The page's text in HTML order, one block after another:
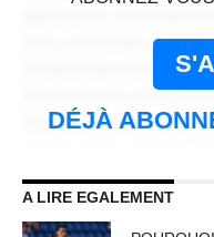
SOLLICITUDIN
DIGNISSIM NUNC
ELEMENTUM FELIS,
CONGUE. CRAS NON
SCELERISQUE
FERMENTUM ODIO,
DÉJÀ
A LIRE EGALEMENT